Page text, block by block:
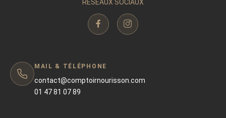
RÉSEAUX SOCIAUX
MAIL & TÉLÉPHONE
contact@comptoirnourisson.com
01 47 81 07 89